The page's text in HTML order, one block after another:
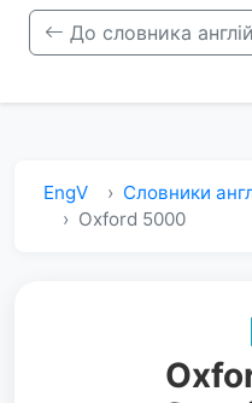
До словника
EngV
Словники
Oxford 5000